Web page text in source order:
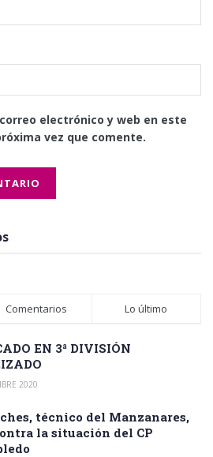
electrónico y web en este
vez que comente.
Comentarios Lo último
EN 3ª DIVISIÓN
2020
técnico del Manzanares,
la situación del CP